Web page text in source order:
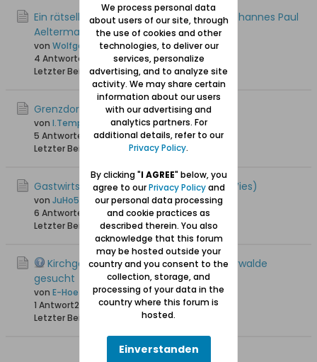
Ein rätselhaftes Schreiben des Pfarrers Johannes Paul
Aeltermann
von Wolfgang
4 Antworten
24.840 Hits0 Likes
Letzter Beitrag10.09.2013, 16:31
Grenzdorf/Meisterswalde
von I.Temp
5 Antworten
24.533 Hits0 Likes
Letzter Beitrag
22.10.2009, 10:05
Gastwirtschaft in Grenzdorf(Graniczna Wies)
von JuHo54
6 Antworten
25.780 Hits0 Likes
Letzter Beitrag
23.02.2009, 21:08
Kirchgemeinde Freudenberg u. Meisterwalde
gesucht
von E-Hoefler
1 Antwort22.238 Hits0 Likes
Letzter Beitrag
28.11.2008, 16:16
We process personal data
about users of our site, through
the use of cookies and other
technologies, to deliver our
services, personalize
advertising, and to analyze site
activity. We may share certain
information about our users
with our advertising and
analytics partners. For
additional details, refer to our
Privacy Policy.
By clicking "I AGREE" below, you
agree to ourPrivacy Policyand
our personal data processing
and cookie practices as
described therein. You also
acknowledge that this forum
may be hosted outside your
country and you consent to the
collection, storage, and
processing of your data in the
country where this forum is
hosted.
Einverstanden